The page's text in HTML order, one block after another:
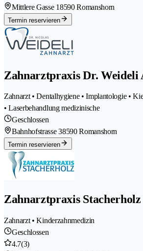
Mittlere Gasse 18590 Romanshorn
Termin reservieren
Zahnarztpraxis Dr. Weideli
Zahnarzt • Dentalhygiene • Implantologie •
• Laserbehandlung medizinische
Geschlossen
Bahnhofstrasse 38590 Romanshorn
Termin reservieren
Zahnarztpraxis
Zahnarzt • Kinderzahnmedizin
Geschlossen
4.7(3)